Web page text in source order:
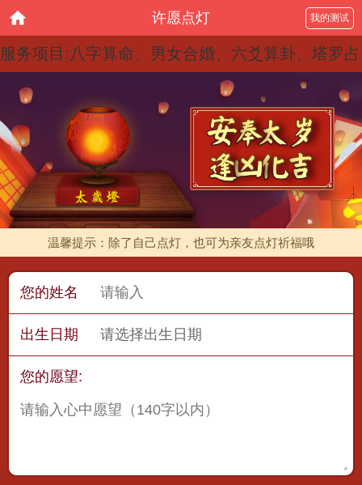
许愿点灯 我的测试
服务项目:八字算命、男女合婚、六爻算卦、塔罗占
卜、紫微斗数、宝宝起名、祈福点灯、今日黄历、
大师在线
温馨提示：除了自己点灯，也可为亲友点灯祈福哦
您的姓名
出生日期
您的愿望: